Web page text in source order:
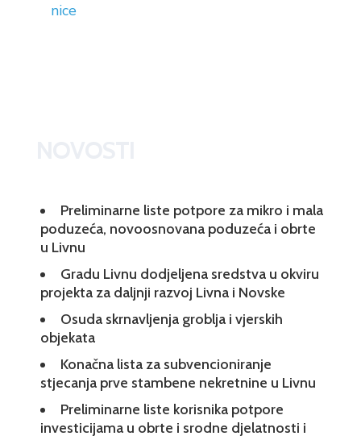
nice
Preliminarne liste potpore za mikro i mala
poduzeća, novoosnovana poduzeća i obrte
u Livnu
Gradu Livnu dodjeljena sredstva u okviru
projekta za daljnji razvoj Livna i Novske
Osuda skrnavljenja groblja i vjerskih
objekata
Konačna lista za subvencioniranje
stjecanja prve stambene nekretnine u Livnu
Preliminarne liste korisnika potpore
investicijama u obrte i srodne djelatnosti i